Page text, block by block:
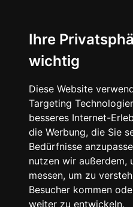
Ihre
wichtig
Diese Website
Targeting
besseres Internet-
die Werbung, die Sie
Bedürfnisse
nutzen wir außerdem,
messen, um zu
Besucher kommen
weiter zu entwickeln.